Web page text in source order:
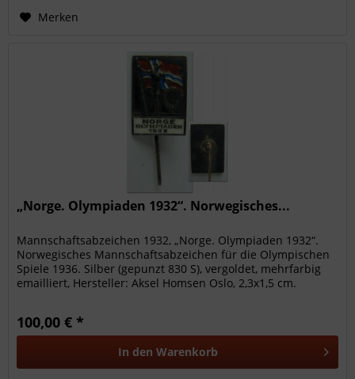
Merken
„Norge. Olympiaden 1932“. Norwegisches...
Mannschaftsabzeichen 1932, „Norge. Olympiaden 1932“.
Norwegisches Mannschaftsabzeichen für die Olympischen
Spiele 1936. Silber (gepunzt 830 S), vergoldet, mehrfarbig
emailliert, Hersteller: Aksel Homsen Oslo, 2,3x1,5 cm.
100,00 € *
In den Warenkorb